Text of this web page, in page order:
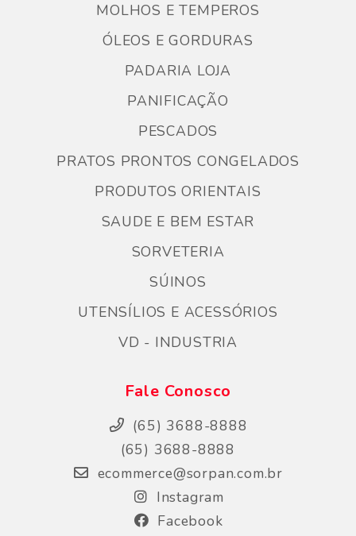
MOLHOS E TEMPEROS
ÓLEOS E GORDURAS
PADARIA LOJA
PANIFICAÇÃO
PESCADOS
PRATOS PRONTOS CONGELADOS
PRODUTOS ORIENTAIS
SAUDE E BEM ESTAR
SORVETERIA
SÚINOS
UTENSÍLIOS E ACESSÓRIOS
VD - INDUSTRIA
Fale Conosco
(65) 3688-8888
(65) 3688-8888
ecommerce@sorpan.com.br
Instagram
Facebook